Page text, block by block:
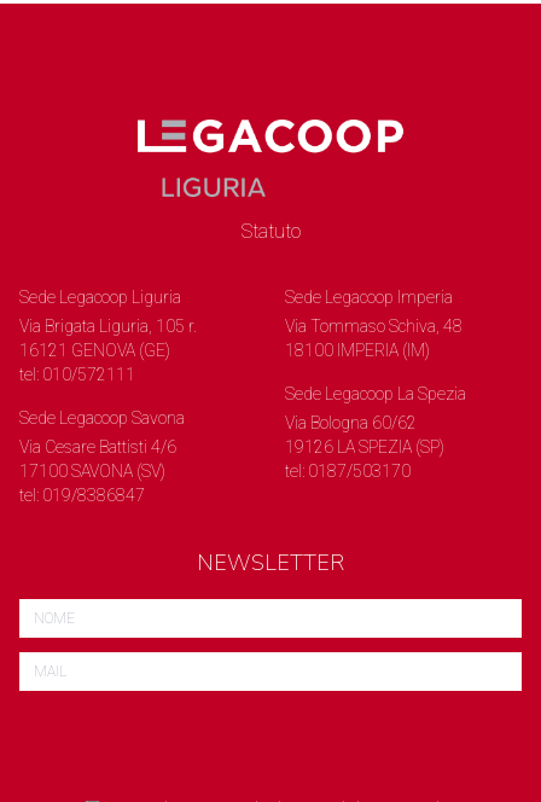
Statuto
Sede Legacoop Liguria
Via Brigata Liguria, 105 r.
16121 GENOVA (GE)
tel: 010/572111
Sede Legacoop Savona
Via Cesare Battisti 4/6
17100 SAVONA (SV)
tel: 019/8386847
Sede Legacoop Imperia
Via Tommaso Schiva, 48
18100 IMPERIA (IM)
Sede Legacoop La Spezia
Via Bologna 60/62
19126 LA SPEZIA (SP)
tel: 0187/503170
NEWSLETTER